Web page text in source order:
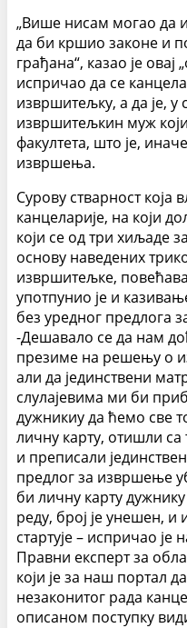
„Више нисам могао да
да би кршио законе и
грађана“, казао је овај
испричао да се
извршитељку, а да је, у
извршитељкин муж
факултета, што је,
извршења.
Сурову стварност која
канцеларије, на који
који се од три хиљаде
основу наведених
извршитељке,
употпунио је и
без уредног предлога
-Дешавало се да нам
презиме на решењу о
али да јединствени
слулајевима ми би
дужникиу да ћемо све
личну карту, отишли
и преписали
предлог за извршење
би личну карту
реду, број је унешен,
стартује – испричао је
Правни експерт за
који је за наш портал
незаконитог рада
описаном поступку